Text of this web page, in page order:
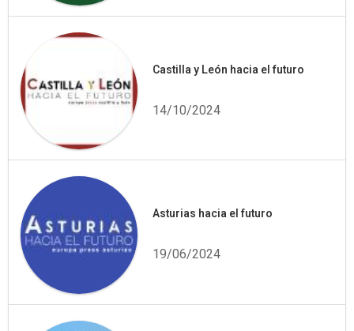
Castilla y León hacia el futuro
14/10/2024
Asturias hacia el futuro
19/06/2024